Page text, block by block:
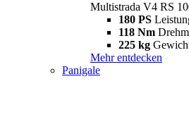
Multistrada V4 RS
180 PS
118 Nm
225 kg
Mehr entdecken
Panigale